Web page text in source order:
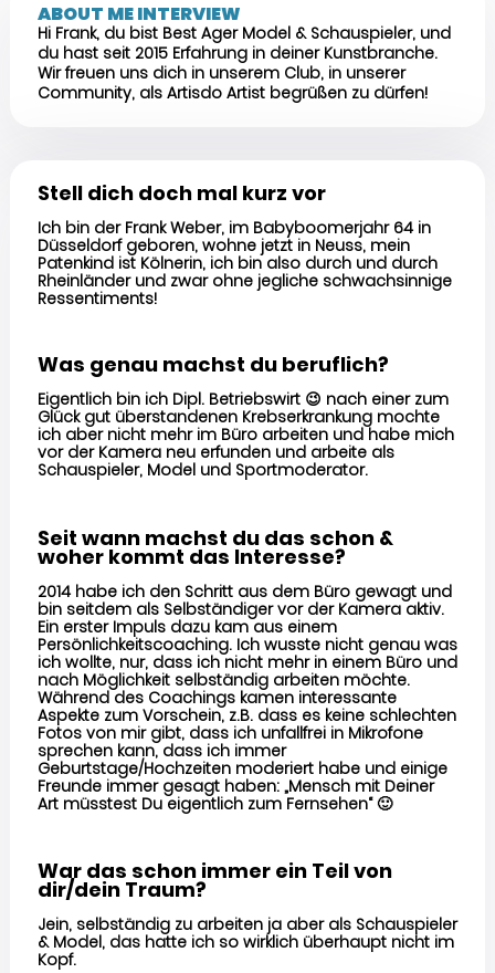
ABOUT ME INTERVIEW
Hi Frank, du bist Best Ager Model & Schauspieler, und
du hast seit 2015 Erfahrung in deiner Kunstbranche.
Wir freuen uns dich in unserem Club, in unserer
Community, als Artisdo Artist begrüßen zu dürfen!
Stell dich doch mal kurz vor
Ich bin der Frank Weber, im Babyboomerjahr 64 in
Düsseldorf geboren, wohne jetzt in Neuss, mein
Patenkind ist Kölnerin, ich bin also durch und durch
Rheinländer und zwar ohne jegliche schwachsinnige
Ressentiments!
Was genau machst du beruflich?
Eigentlich bin ich Dipl. Betriebswirt 😉 nach einer zum
Glück gut überstandenen Krebserkrankung mochte
ich aber nicht mehr im Büro arbeiten und habe mich
vor der Kamera neu erfunden und arbeite als
Schauspieler, Model und Sportmoderator.
Seit wann machst du das schon &
woher kommt das Interesse?
2014 habe ich den Schritt aus dem Büro gewagt und
bin seitdem als Selbständiger vor der Kamera aktiv.
Ein erster Impuls dazu kam aus einem
Persönlichkeitscoaching. Ich wusste nicht genau was
ich wollte, nur, dass ich nicht mehr in einem Büro und
nach Möglichkeit selbständig arbeiten möchte.
Während des Coachings kamen interessante
Aspekte zum Vorschein, z.B. dass es keine schlechten
Fotos von mir gibt, dass ich unfallfrei in Mikrofone
sprechen kann, dass ich immer
Geburtstage/Hochzeiten moderiert habe und einige
Freunde immer gesagt haben: „Mensch mit Deiner
Art müsstest Du eigentlich zum Fernsehen“ 🙂
War das schon immer ein Teil von
dir/dein Traum?
Jein, selbständig zu arbeiten ja aber als Schauspieler
& Model, das hatte ich so wirklich überhaupt nicht im
Kopf.